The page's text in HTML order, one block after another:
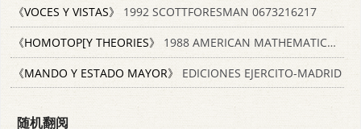
《VOCES Y VISTAS》
1992 SCOTTFORESMAN 0673216217
《HOMOTOP[Y THEORIES》
1988 AMERICAN MATHEMATICAL SOCIETY 0821824465
《MANDO Y ESTADO MAYOR》
EDICIONES EJERCITO-MADRID
随机翻阅